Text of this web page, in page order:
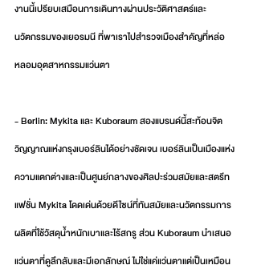
งานนี้เปรียบเสมือนการเดินทางผ่านประวัติศาสตร์และ
นวัตกรรมของเยอรมนี ที่พาเราไปสำรวจเมืองสำคัญที่หล่อ
หลอมอุตสาหกรรมแว่นตา
- Berlin: Mykita และ Kuboraum สองแบรนด์นี้สะท้อนจิต
วิญญาณแห่งกรุงเบอร์ลินได้อย่างชัดเจน เบอร์ลินเป็นเมืองแห่ง
ความแตกต่างและเป็นศูนย์กลางของศิลปะร่วมสมัยและสตรีท
แฟชั่น Mykita โดดเด่นด้วยดีไซน์ที่ทันสมัยและนวัตกรรมการ
ผลิตที่ใช้วัสดุน้ำหนักเบาและไร้สกรู ส่วน Kuboraum นำเสนอ
แว่นตาที่ดูลึกลับและมีเอกลักษณ์ ไม่ใช่แค่แว่นตาแต่เป็นเหมือน